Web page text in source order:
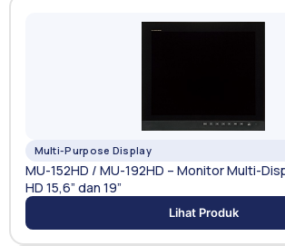
Multi-Purpose Display
MU-152HD / MU-192HD – Monitor Multi-
HD 15,6” dan 19”
Lihat Produk